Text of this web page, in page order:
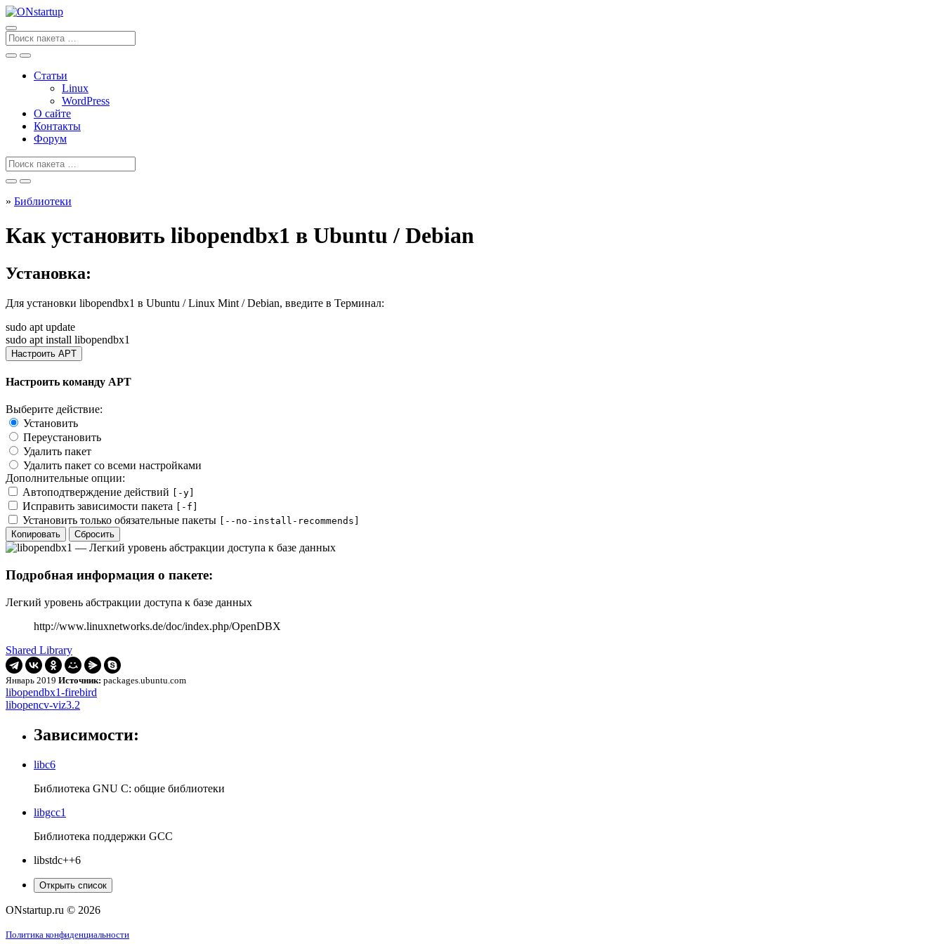
Перейти
к
содержанию
Поиск
для
Статьи
Linux
WordPress
О сайте
Контакты
Форум
Поиск
для
» Библиотеки
Как установить libopendbx1 в Ubuntu / Debian
Установка:
Для установки libopendbx1 в Ubuntu / Linux Mint / Debian, введите в Терминал:
sudo apt update
sudo apt install libopendbx1
Настроить APT
Настроить команду APT
Выберите действие:
Установить
Переустановить
Удалить пакет
Удалить пакет со всеми настройками
Дополнительные опции:
Автоподтверждение действий
[-y]
Исправить зависимости пакета [-f]
Установить только обязательные пакеты
[--no-install-recommends]
Копировать
Сбросить
Подробная информация о пакете:
Легкий уровень абстракции доступа к базе данных
http://www.linuxnetworks.de/doc/index.php/OpenDBX
Shared Library
Январь 2019 Источник: packages.ubuntu.com
Навигация
по
записям
libopendbx1-
firebird
libopendbx1-firebird
libopencv-
libopencv-viz3.2
Зависимости:
libc6
Библиотека GNU C: общие библиотеки
libgcc1
Библиотека поддержки GCC
libstdc++6
Открыть список
ONstartup.ru © 2026
Политика конфиденциальности